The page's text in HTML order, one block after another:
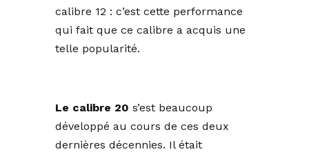
calibre 12 : c’est cette performance
qui fait que ce calibre a acquis une
telle popularité.
Le calibre 20 s’est beaucoup
développé au cours de ces deux
dernières décennies. Il était